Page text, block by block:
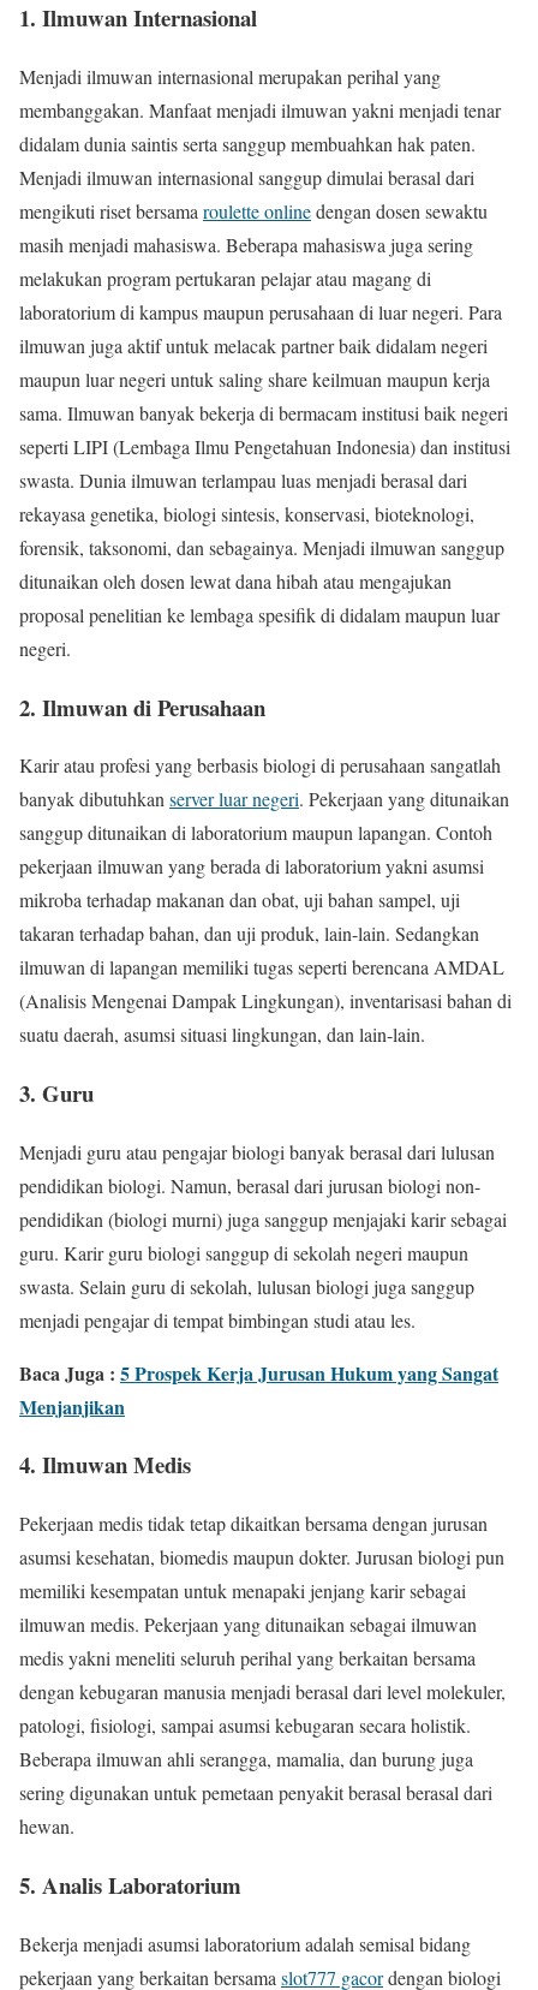
1. Ilmuwan Internasional
Menjadi ilmuwan internasional merupakan perihal yang
membanggakan. Manfaat menjadi ilmuwan yakni menjadi tenar
didalam dunia saintis serta sanggup membuahkan hak paten.
Menjadi ilmuwan internasional sanggup dimulai berasal dari
mengikuti riset bersama roulette onlinedengan dosen sewaktu
masih menjadi mahasiswa. Beberapa mahasiswa juga sering
melakukan program pertukaran pelajar atau magang di
laboratorium di kampus maupun perusahaan di luar negeri. Para
ilmuwan juga aktif untuk melacak partner baik didalam negeri
maupun luar negeri untuk saling share keilmuan maupun kerja
sama. Ilmuwan banyak bekerja di bermacam institusi baik negeri
seperti LIPI (Lembaga Ilmu Pengetahuan Indonesia) dan institusi
swasta. Dunia ilmuwan terlampau luas menjadi berasal dari
rekayasa genetika, biologi sintesis, konservasi, bioteknologi,
forensik, taksonomi, dan sebagainya. Menjadi ilmuwan sanggup
ditunaikan oleh dosen lewat dana hibah atau mengajukan
proposal penelitian ke lembaga spesifik di didalam maupun luar
negeri.
2. Ilmuwan di Perusahaan
Karir atau profesi yang berbasis biologi di perusahaan sangatlah
banyak dibutuhkanserver luar negeri. Pekerjaan yang ditunaikan
sanggup ditunaikan di laboratorium maupun lapangan. Contoh
pekerjaan ilmuwan yang berada di laboratorium yakni asumsi
mikroba terhadap makanan dan obat, uji bahan sampel, uji
takaran terhadap bahan, dan uji produk, lain-lain. Sedangkan
ilmuwan di lapangan memiliki tugas seperti berencana AMDAL
(Analisis Mengenai Dampak Lingkungan), inventarisasi bahan di
suatu daerah, asumsi situasi lingkungan, dan lain-lain.
3. Guru
Menjadi guru atau pengajar biologi banyak berasal dari lulusan
pendidikan biologi. Namun, berasal dari jurusan biologi non-
pendidikan (biologi murni) juga sanggup menjajaki karir sebagai
guru. Karir guru biologi sanggup di sekolah negeri maupun
swasta. Selain guru di sekolah, lulusan biologi juga sanggup
menjadi pengajar di tempat bimbingan studi atau les.
Baca Juga : 5 Prospek Kerja Jurusan Hukum yang Sangat
Menjanjikan
4. Ilmuwan Medis
Pekerjaan medis tidak tetap dikaitkan bersama dengan jurusan
asumsi kesehatan, biomedis maupun dokter. Jurusan biologi pun
memiliki kesempatan untuk menapaki jenjang karir sebagai
ilmuwan medis. Pekerjaan yang ditunaikan sebagai ilmuwan
medis yakni meneliti seluruh perihal yang berkaitan bersama
dengan kebugaran manusia menjadi berasal dari level molekuler,
patologi, fisiologi, sampai asumsi kebugaran secara holistik.
Beberapa ilmuwan ahli serangga, mamalia, dan burung juga
sering digunakan untuk pemetaan penyakit berasal berasal dari
hewan.
5. Analis Laboratorium
Bekerja menjadi asumsi laboratorium adalah semisal bidang
pekerjaan yang berkaitan bersama slot777 gacordengan biologi